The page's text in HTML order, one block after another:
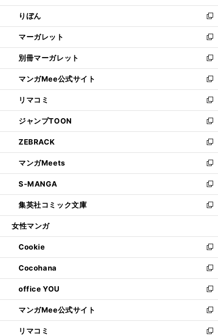
開
く
ウ
で
開
く
ン
ド
ウ
で
開
く
ウ
ィ
ン
ド
ウ
で
開
く
りぼん
新
し
い
ウ
ィ
ン
ド
ウ
で
開
く
マーガレット
新
し
い
ウ
ィ
ン
ド
ウ
で
開
く
別冊マーガレット
新
し
い
ウ
ィ
ン
ド
ウ
で
開
く
マンガMee公式サイト
新
し
い
ウ
ィ
ン
ド
ウ
で
開
く
リマコミ
新
し
い
ウ
ィ
ン
ド
ウ
で
開
く
ジャンプTOON
新
し
い
ウ
ィ
ン
ド
ウ
で
開
ZEBRACK
新
し
い
ウ
ィ
ン
ド
ウ
開
く
マンガMeets
新
し
い
ウ
ィ
ン
ウ
で
開
く
S-MANGA
新
し
い
ウ
ン
ド
ウ
で
開
く
集英社コミック文庫
新
し
ウ
ィ
ン
ド
ウ
で
開
く
女性マンガ
Cookie
新
し
い
ウ
ィ
ン
ド
ウ
で
Cocohana
新
し
い
ウ
ィ
ン
ド
office YOU
新
し
い
ウ
ィ
マンガMee公式サイト
新
し
い
リマコミ 新